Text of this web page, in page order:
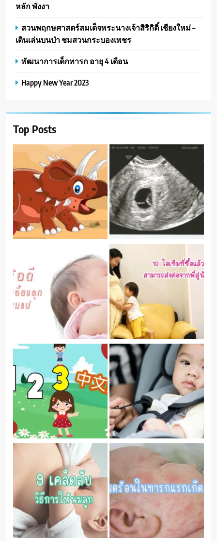
หลัก พังงา
สวนพฤกษศาสตร์สมเด็จพระนางเจ้าสิริกิติ์ เชียงใหม่ –
เดินเล่นบนป่า ชมสวนกระบองเพชร
พัฒนาการเด็กทารก อายุ 4 เดือน
Happy New Year 2023
Top Posts